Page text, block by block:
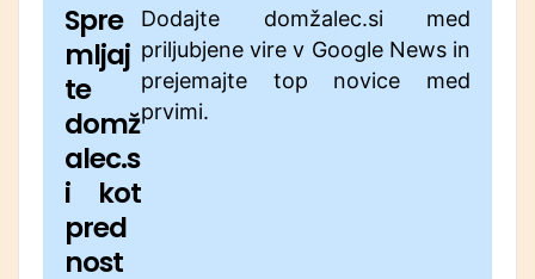
Spre
mljaj
te
domž
alec.s
i kot
pred
nost
Dodajte domžalec.si med
priljubjene vire v Google News in
prejemajte top novice med
prvimi.